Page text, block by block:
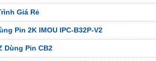
Giá Rẻ
Pin 2K IMOU IPC-B32P-V2
Dùng Pin CB2